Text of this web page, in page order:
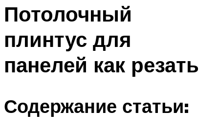
Потолочный
плинтус для
панелей как резать
Содержание статьи: